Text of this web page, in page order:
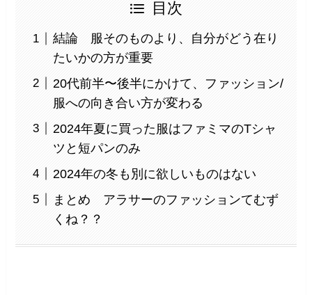
目次
結論 服そのものより、自分がどう在り
たいかの方が重要
20代前半〜後半にかけて、ファッション/
服への向き合い方が変わる
2024年夏に買った服はファミマのTシャ
ツと短パンのみ
2024年の冬も別に欲しいものはない
まとめ アラサーのファッションてむず
くね？？